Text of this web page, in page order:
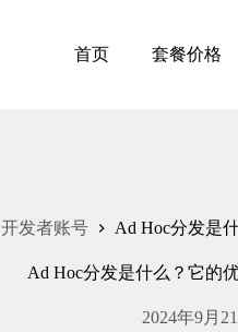
首页 套餐价格
开发者账号 Ad Hoc分发是
Ad Hoc分发是什么？它的
2024年9月